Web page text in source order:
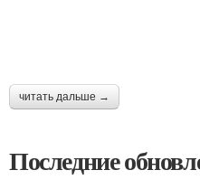
читать дальше →
Последние